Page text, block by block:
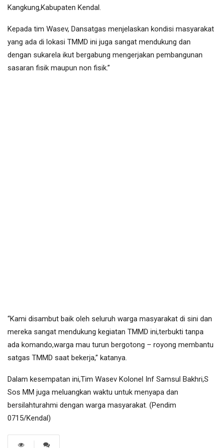
Kangkung,Kabupaten Kendal.
Kepada tim Wasev, Dansatgas menjelaskan kondisi masyarakat
yang ada di lokasi TMMD ini juga sangat mendukung dan
dengan sukarela ikut bergabung mengerjakan pembangunan
sasaran fisik maupun non fisik.”
“Kami disambut baik oleh seluruh warga masyarakat di sini dan
mereka sangat mendukung kegiatan TMMD ini,terbukti tanpa
ada komando,warga mau turun bergotong – royong membantu
satgas TMMD saat bekerja,” katanya.
Dalam kesempatan ini,Tim Wasev Kolonel Inf Samsul Bakhri,S
Sos MM juga meluangkan waktu untuk menyapa dan
bersilahturahmi dengan warga masyarakat. (Pendim
0715/Kendal)